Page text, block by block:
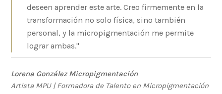
deseen aprender este arte. Creo firmemente en la
transformación no solo física, sino también
personal, y la micropigmentación me permite
lograr ambas."
Lorena González Micropigmentación
Artista MPU | Formadora de Talento en Micropigmentación